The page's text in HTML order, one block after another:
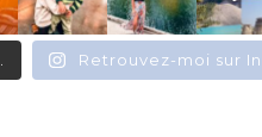
Retrouvez-moi sur